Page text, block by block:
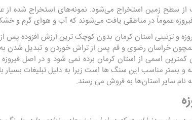
از سطح زمین استخراج می‌شود. نمونه‌های استخراج شده از
فیروزه عموماً در مناطقی یافت می‌شوند که آب و هوای گرم و
و تزئینی استان کرمان بدون کوچک ترین ارزش افزوده پس
خراسان رضوی و قم پس از تراش خوردن و تبدیل شدن به
اسمی از استان کرمان برده نمی شود و در اصل
و بستر مناسب این سنگ ها است زیرا به دلیل تبلیغات
سایر استان‌ها به فروش می رسند.